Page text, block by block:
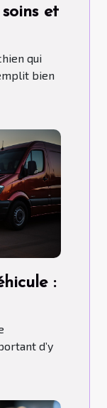
et
qui
bien
:
d’y